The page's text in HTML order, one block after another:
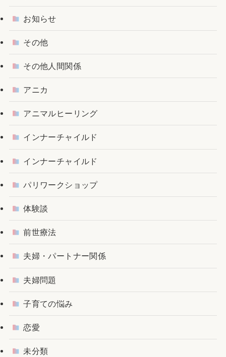
お知らせ
その他
その他人間関係
アニカ
アニマルヒーリング
インナーチャイルド
インナーチャイルド
パリワークショップ
体験談
前世療法
夫婦・パートナー関係
夫婦問題
子育ての悩み
恋愛
未分類